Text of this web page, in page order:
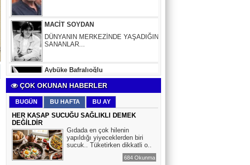
Aybüke Bafralıoğlu
FORO KÜLTÜRÜNÜN TRİBÜN
TURİZM VE EĞİTİM
Mr.Hiko...
KORKU VE ŞÜPHE
DÜŞMANLARINIZDIR...
ÇOK OKUNAN HABERLER
BUGÜN BU HAFTA BU AY
HER KASAP SUCUĞU SAĞLIKLI DEMEK
DEĞİLDİR
Gıdada en çok hilenin
yapıldığı yiyeceklerden biri
sucuk.. Tüketirken dikkatli o..
684 Okunma